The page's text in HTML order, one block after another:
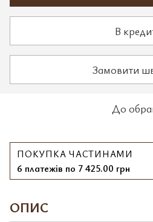
В
Замовити
До
ПОКУПКА ЧАСТИНАМИ
6 платежів по 7 425.00 грн
ОПИС